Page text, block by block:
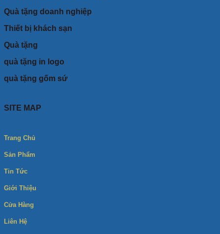
Quà tặng doanh nghiệp
Thiết bị khách sạn
Quà tặng
quà tặng in logo
quà tặng gốm sứ
SITE MAP
Trang Chủ
Sản Phẩm
Tin Tức
Giới Thiệu
Cửa Hàng
Liên Hệ